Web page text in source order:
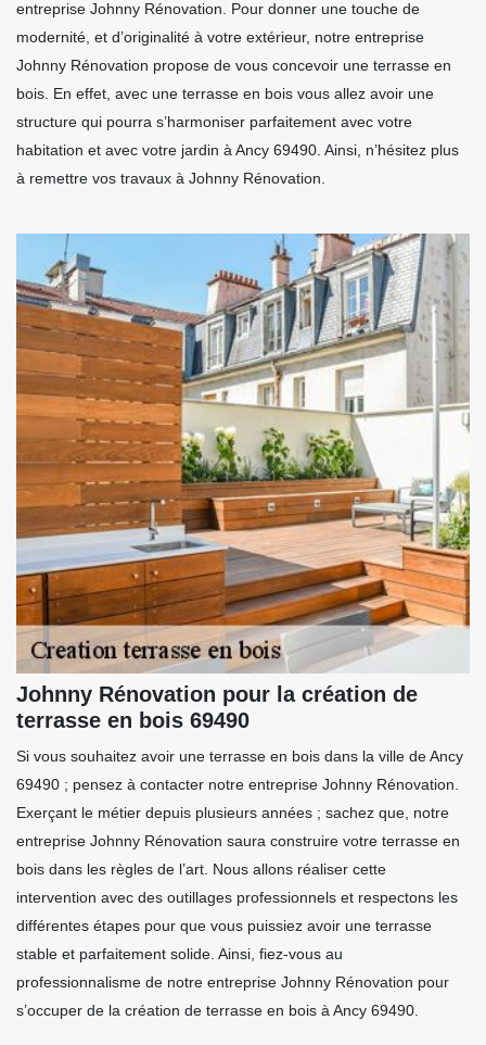
entreprise Johnny Rénovation. Pour donner une touche de
modernité, et d’originalité à votre extérieur, notre entreprise
Johnny Rénovation propose de vous concevoir une terrasse en
bois. En effet, avec une terrasse en bois vous allez avoir une
structure qui pourra s’harmoniser parfaitement avec votre
habitation et avec votre jardin à Ancy 69490. Ainsi, n’hésitez plus
à remettre vos travaux à Johnny Rénovation.
Johnny Rénovation pour la création de
terrasse en bois 69490
Si vous souhaitez avoir une terrasse en bois dans la ville de Ancy
69490 ; pensez à contacter notre entreprise Johnny Rénovation.
Exerçant le métier depuis plusieurs années ; sachez que, notre
entreprise Johnny Rénovation saura construire votre terrasse en
bois dans les règles de l’art. Nous allons réaliser cette
intervention avec des outillages professionnels et respectons les
différentes étapes pour que vous puissiez avoir une terrasse
stable et parfaitement solide. Ainsi, fiez-vous au
professionnalisme de notre entreprise Johnny Rénovation pour
s’occuper de la création de terrasse en bois à Ancy 69490.